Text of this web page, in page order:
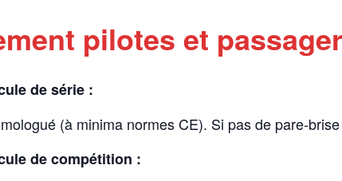
pilotes et
de série :
(à minima normes CE). Si pas de pare-
de compétition :